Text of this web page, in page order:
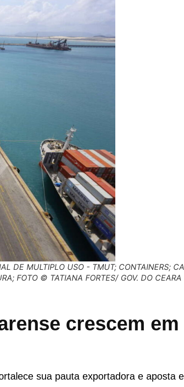
DE MULTIPLO USO - TMUT; CONTAINERS;
FOTO © TATIANA FORTES/ GOV. DO CEARA
crescem em
sua pauta exportadora e aposta